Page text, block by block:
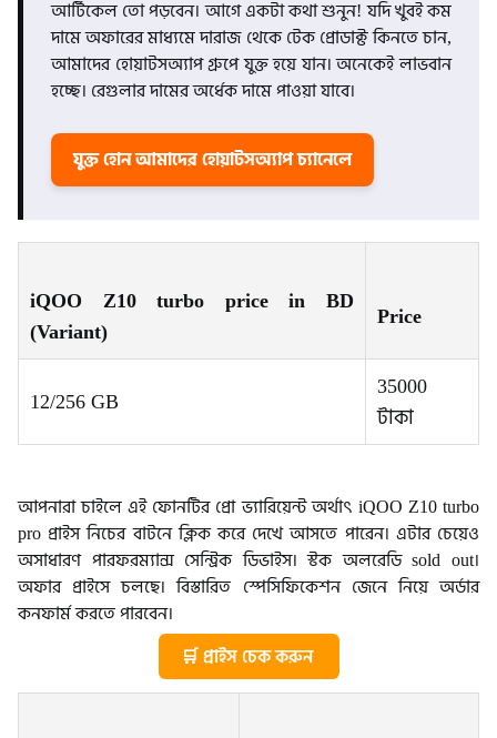
আর্টিকেল তো পড়বেন। আগে একটা কথা শুনুন! যদি খুবই কম
দামে অফারের মাধ্যমে দারাজ থেকে টেক প্রোডাক্ট কিনতে চান,
আমাদের হোয়াটসঅ্যাপ গ্রুপে যুক্ত হয়ে যান। অনেকেই লাভবান
হচ্ছে। রেগুলার দামের অর্ধেক দামে পাওয়া যাবে।
যুক্ত হোন আমাদের হোয়াটসঅ্যাপ চ্যানেলে
iQOO Z10 turbo price in BD
(Variant)
Price
12/256 GB
35000
টাকা
আপনারা চাইলে এই ফোনটির প্রো ভ্যারিয়েন্ট অর্থাৎ iQOO Z10 turbo
pro প্রাইস নিচের বাটনে ক্লিক করে দেখে আসতে পারেন। এটার চেয়েও
অসাধারণ পারফরম্যান্স সেন্ট্রিক ডিভাইস। স্টক অলরেডি sold out।
অফার প্রাইসে চলছে। বিস্তারিত স্পেসিফিকেশন জেনে নিয়ে অর্ডার
কনফার্ম করতে পারবেন।
🛒 প্রাইস চেক করুন